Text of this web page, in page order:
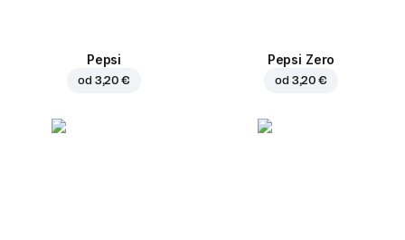
Pepsi
od 3,20 €
Pepsi Zero
od 3,20 €